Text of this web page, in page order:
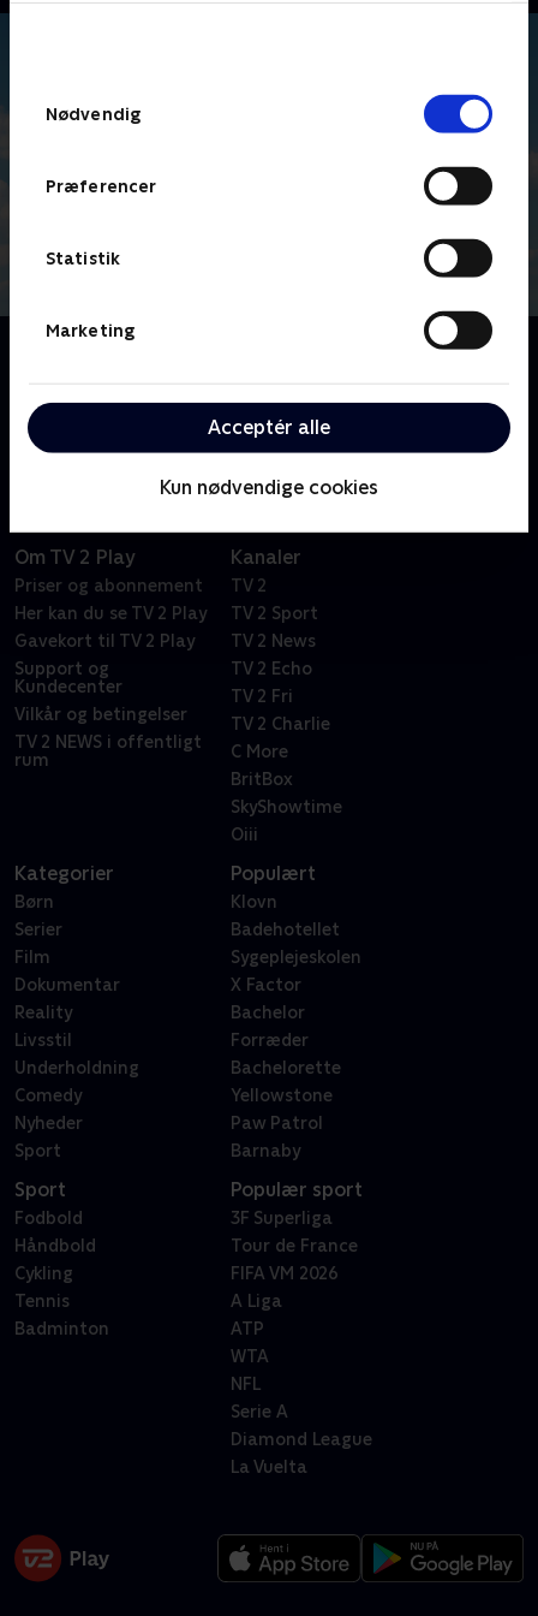
Nødvendig
Præferencer
Statistik
Marketing
Acceptér alle
Kun nødvendige cookies
forskellige danske virksomheder, der er kongelige
hofleverandører.
Om TV 2 Play
Priser og abonnement
Her kan du se TV 2 Play
Gavekort til TV 2 Play
Support og
Kundecenter
Vilkår og betingelser
TV 2 NEWS i offentligt
rum
Kanaler
TV 2
TV 2 Sport
TV 2 News
TV 2 Echo
TV 2 Fri
TV 2 Charlie
C More
BritBox
SkyShowtime
Oiii
Kategorier
Børn
Serier
Film
Dokumentar
Reality
Livsstil
Underholdning
Comedy
Nyheder
Sport
Populært
Klovn
Badehotellet
Sygeplejeskolen
X Factor
Bachelor
Forræder
Bachelorette
Yellowstone
Paw Patrol
Barnaby
Sport
Fodbold
Håndbold
Cykling
Tennis
Badminton
Populær sport
3F Superliga
Tour de France
FIFA VM 2026
A Liga
ATP
WTA
NFL
Serie A
Diamond League
La Vuelta